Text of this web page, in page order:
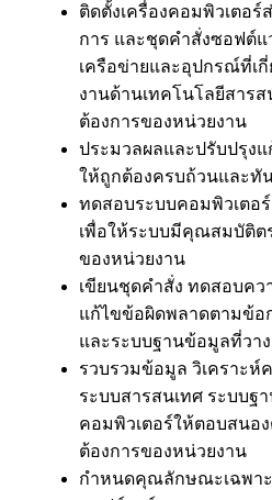
ติดตั้งเครื่องคอมพิวเตอ
การ และชุดคำสั่งซอฟต์แ
เครือข่ายและอุปกรณ์ที่เ
งานด้านเทคโนโลยีสาร
ต้องการของหน่วยงาน
ประมวลผลและปรับปรุง
ให้ถูกต้องครบถ้วนและทั
ทดสอบระบบคอมพิวเตอ
เพื่อให้ระบบมีคุณสมบัติต
ของหน่วยงาน
เขียนชุดคำสั่ง ทดสอบคว
แก้ไขข้อผิดพลาดตามข้อ
และระบบฐานข้อมูลที่วา
รวบรวมข้อมูล วิเคราะห์
ระบบสารสนเทศ ระบบฐ
คอมพิวเตอร์ให้ตอบสน
ต้องการของหน่วยงาน
กำหนดคุณลักษณะเฉพา